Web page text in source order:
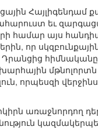
Հայլիգենդամ
եւ
համար այս
որ
որպեսզի
առաջնորդող